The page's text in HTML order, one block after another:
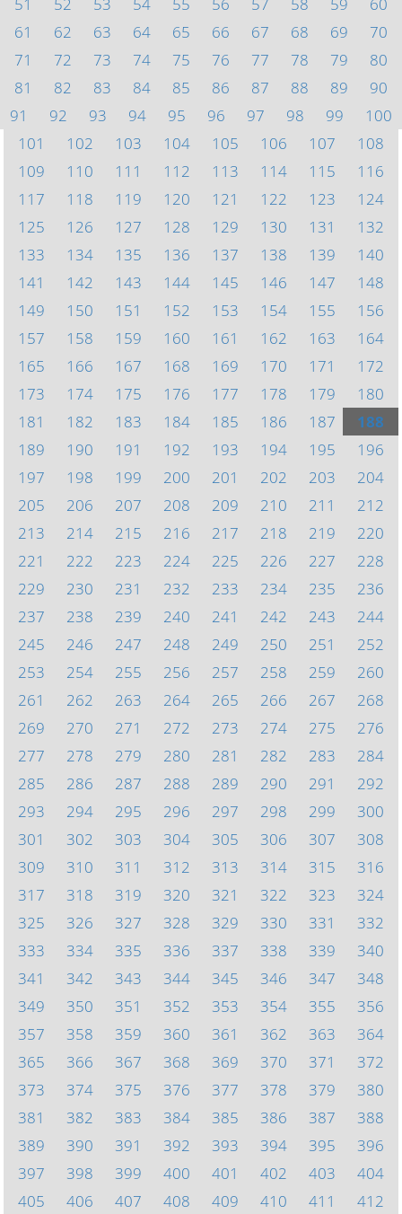
61
62 63 64 65 66 67 68 69
70
71
72 73 74 75 76 77 78 79
80
81
82 83 84 85 86 87 88 89
90
91
92 93 94 95 96 97 98 99
100
101
102 103 104 105 106 107
108
109
110 111 112 113 114 115
116
117
118 119 120 121 122 123
124
125
126 127 128 129 130 131
132
133
134 135 136 137 138 139
140
141
142 143 144 145 146 147
148
149
150 151 152 153 154 155
156
157
158 159 160 161 162 163
164
165
166 167 168 169 170 171
172
173
174 175 176 177 178 179
180
181
182 183 184 185 186 187
188
189
190 191 192 193 194 195
196
197
198 199 200 201 202 203
204
205
206 207 208 209 210 211
212
213
214 215 216 217 218 219
220
221
222 223 224 225 226 227
228
229
230 231 232 233 234 235
236
237
238 239 240 241 242 243
244
245
246 247 248 249 250 251
252
253
254 255 256 257 258 259
260
261
262 263 264 265 266 267
268
269
270 271 272 273 274 275
276
277
278 279 280 281 282 283
284
285
286 287 288 289 290 291
292
293
294 295 296 297 298 299
300
301
302 303 304 305 306 307
308
309
310 311 312 313 314 315
316
317
318 319 320 321 322 323
324
325
326 327 328 329 330 331
332
333
334 335 336 337 338 339
340
341
342 343 344 345 346 347
348
349
350 351 352 353 354 355
356
357
358 359 360 361 362 363
364
365
366 367 368 369 370 371
372
373
374 375 376 377 378 379
380
381
382 383 384 385 386 387
388
389
390 391 392 393 394 395
396
397
398 399 400 401 402 403
404
405
406 407 408 409 410 411 412